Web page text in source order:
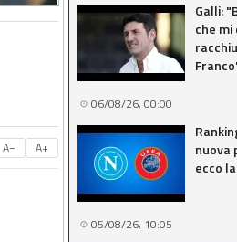
A− A+
Galli:
che
06/08/26, 00:00
nuova
ecco
05/08/26, 10:05